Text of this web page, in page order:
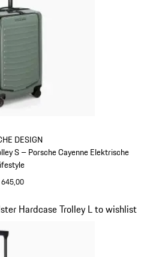
DESIGN
S – Porsche Cayenne Elektrische
Hardcase Trolley L to wishlist